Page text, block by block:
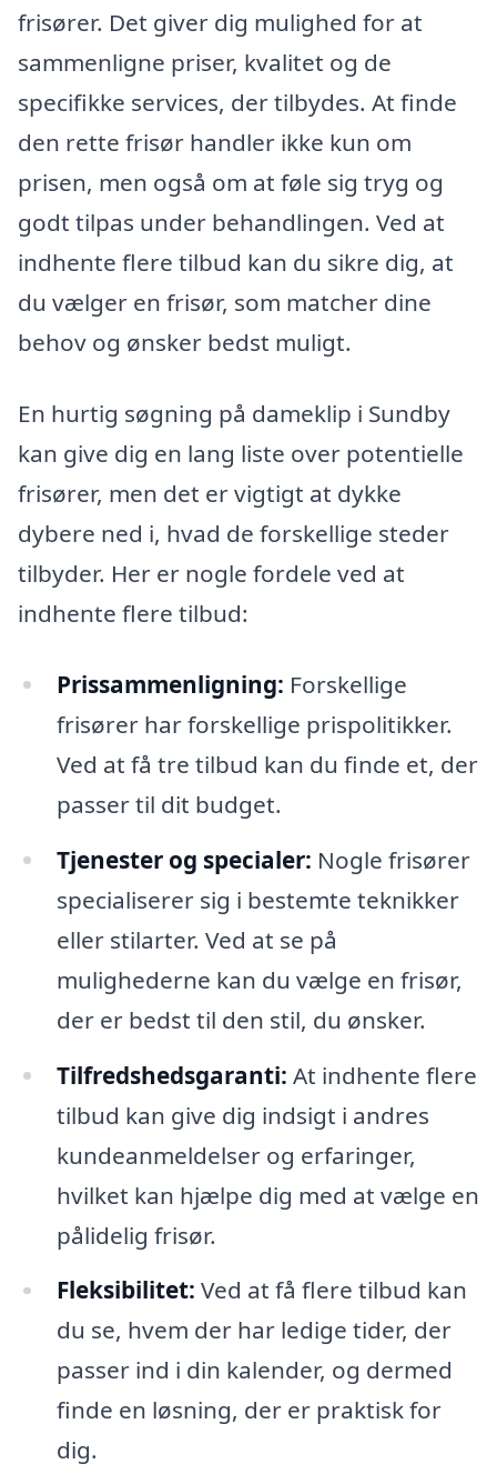
frisører. Det giver dig mulighed for at
sammenligne priser, kvalitet og de
specifikke services, der tilbydes. At finde
den rette frisør handler ikke kun om
prisen, men også om at føle sig tryg og
godt tilpas under behandlingen. Ved at
indhente flere tilbud kan du sikre dig, at
du vælger en frisør, som matcher dine
behov og ønsker bedst muligt.
En hurtig søgning på dameklip i Sundby
kan give dig en lang liste over potentielle
frisører, men det er vigtigt at dykke
dybere ned i, hvad de forskellige steder
tilbyder. Her er nogle fordele ved at
indhente flere tilbud:
Prissammenligning: Forskellige
frisører har forskellige prispolitikker.
Ved at få tre tilbud kan du finde et, der
passer til dit budget.
Tjenester og specialer: Nogle frisører
specialiserer sig i bestemte teknikker
eller stilarter. Ved at se på
mulighederne kan du vælge en frisør,
der er bedst til den stil, du ønsker.
Tilfredshedsgaranti: At indhente flere
tilbud kan give dig indsigt i andres
kundeanmeldelser og erfaringer,
hvilket kan hjælpe dig med at vælge en
pålidelig frisør.
Fleksibilitet: Ved at få flere tilbud kan
du se, hvem der har ledige tider, der
passer ind i din kalender, og dermed
finde en løsning, der er praktisk for
dig.